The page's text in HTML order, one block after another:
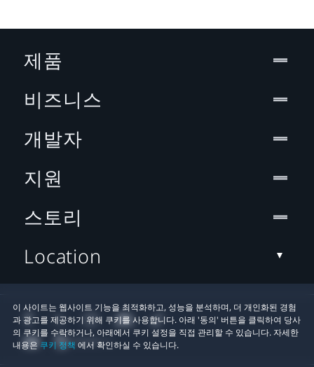
이 사이트는 웹사이트 기능을 최적화하고, 성능을 분석하며, 더 개인화된 경험
과 광고를 제공하기 위해 쿠키를 사용합니다. 아래 '동의' 버튼을 클릭하여 당사
의 쿠키를 수락하거나, 아래에서 쿠키 설정을 직접 관리할 수 있습니다. 자세한
내용은 쿠키 정책 에서 확인하실 수 있습니다.
제품
비즈니스
개발자
지원
스토리
Location